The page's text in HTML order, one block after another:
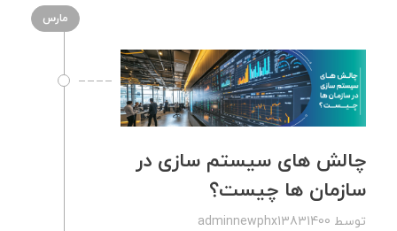
مارس
چالش های سیستم سازی در
سازمان ها چیست؟
توسط adminnewphx13831400